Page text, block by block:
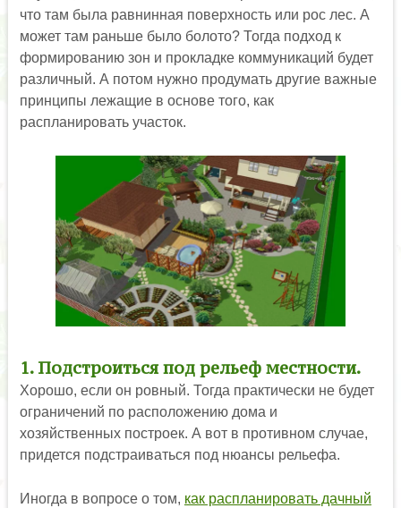
что там была равнинная поверхность или рос лес. А
может там раньше было болото? Тогда подход к
формированию зон и прокладке коммуникаций будет
различный. А потом нужно продумать другие важные
принципы лежащие в основе того, как
распланировать участок.
1. Подстроиться под рельеф местности.
Хорошо, если он ровный. Тогда практически не будет
ограничений по расположению дома и
хозяйственных построек. А вот в противном случае,
придется подстраиваться под нюансы рельефа.
Иногда в вопросе о том, как распланировать дачный